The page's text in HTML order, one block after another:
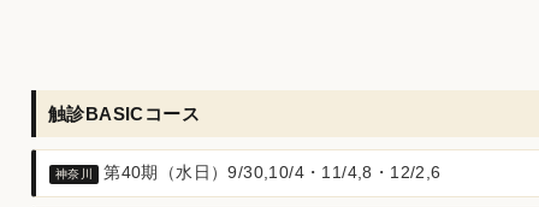
触診BASICコース
神奈川 第40期（水日）9/30,10/4・11/4,8・12/2,6